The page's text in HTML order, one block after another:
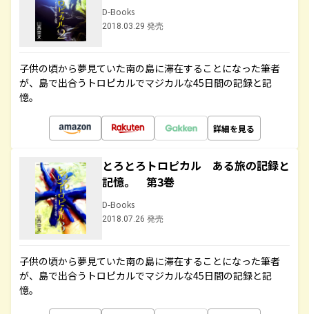
D-Books
2018.03.29 発売
子供の頃から夢見ていた南の島に滞在することになった筆者
が、島で出合うトロピカルでマジカルな45日間の記録と記
憶。
詳細を見る
とろとろトロピカル ある旅の記録と
記憶。 第3巻
D-Books
2018.07.26 発売
子供の頃から夢見ていた南の島に滞在することになった筆者
が、島で出合うトロピカルでマジカルな45日間の記録と記
憶。